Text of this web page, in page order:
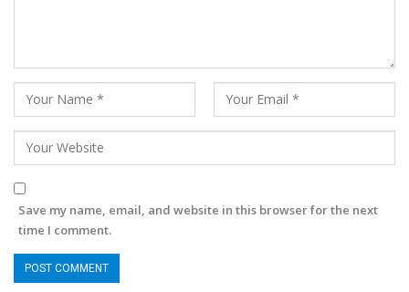
Save my name, email, and website in this browser for the next
time I comment.